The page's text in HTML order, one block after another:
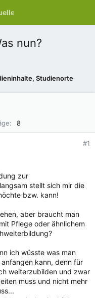
nun?
Studienorte
8
#1
zur
stellt sich mir die
bzw. kann!
aber braucht man
Pflege oder ähnlichem
ich wüsste was man
kann, denn für
weiterzubilden und zwar
muss und nicht mehr